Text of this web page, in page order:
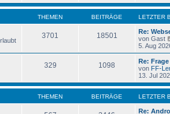
THEMEN BEITRÄGE LETZTER
3701 18501
Re:
von Gast
5. Aug
329 1098
Re:
von FF-
13. Jul
THEMEN BEITRÄGE LETZTER
Re: